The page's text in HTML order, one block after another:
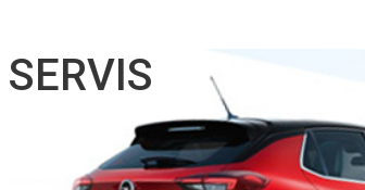
SERVIS